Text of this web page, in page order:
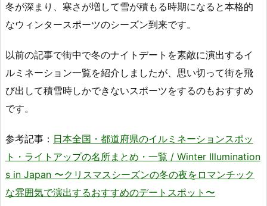
冬が深まり、寒さが増して雪が積もる時期になると本格的
なウィンタースポーツのシーズン到来です。
以前の記事で街中で冬のナイトデートを素敵に演出するイ
ルミネーション一覧を紹介しましたが、思い切って街を飛
び出して積雪時しかできないスポーツをするのもおすすめ
です。
参考記事： 日本全国・都道府県のイルミネーションスポッ
ト・ライトアップの名所まとめ・一覧 / Winter Illumination
s in Japan 〜クリスマスシーズンの冬の夜をロマンチック
な雰囲気で演出するおすすめのデートスポット〜